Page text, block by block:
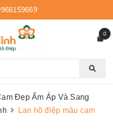
0
Đẹp Ấm Áp Và Sang
Lan hồ điệp màu cam